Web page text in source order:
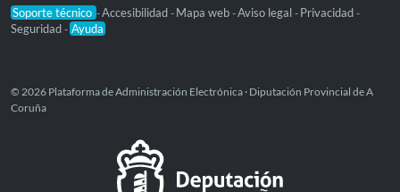
Soporte técnico -Accesibilidad - Mapa web -Aviso legal - Privacidad -
Seguridad - Ayuda
© 2026 Plataforma de Administración Electrónica · Diputación Provincial de A
Coruña